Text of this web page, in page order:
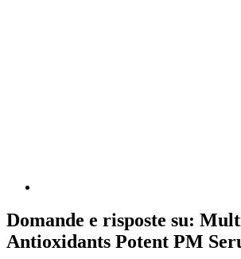
Domande e risposte su:
Antioxidants Potent PM